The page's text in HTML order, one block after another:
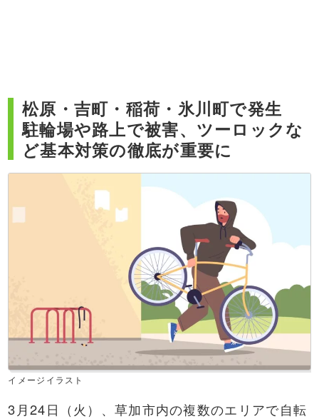
松原・吉町・稲荷・氷川町で発生
駐輪場や路上で被害、ツーロックな
ど基本対策の徹底が重要に
イメージイラスト
3月24日（火）、草加市内の複数のエリアで自転